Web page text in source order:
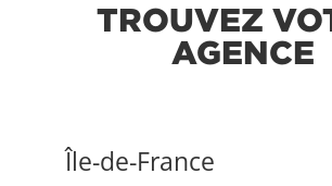
TROUVEZ
AGENCE
Île-de-France